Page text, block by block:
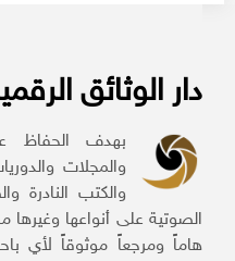
دار الوثائق
بهدف الحفاظ على
والمجلات
والكتب النادرة
الصوتية على أنواعها وغيرها
هاماً ومرجعاً موثوقاً لأي